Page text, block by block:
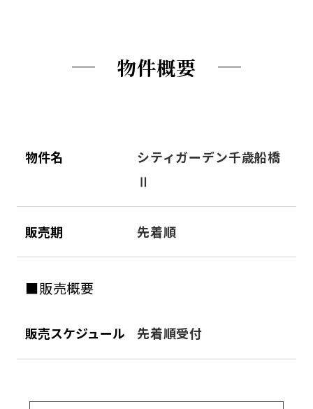
物件概要
物件名
シティガーデン千歳船橋
Ⅱ
販売期 先着順
■販売概要
販売スケジュール 先着順受付